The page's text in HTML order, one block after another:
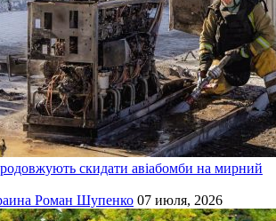
скидати авіабомби на мирний
Роман Шупенко 07 июля, 2026